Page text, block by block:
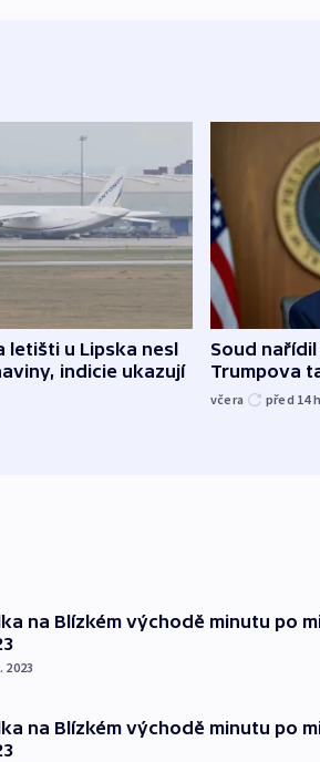
letišti u Lipska nesl
indicie ukazují
Soud
Trumpova
včera před 14
na Blízkém východě minutu po
2023
na Blízkém východě minutu po